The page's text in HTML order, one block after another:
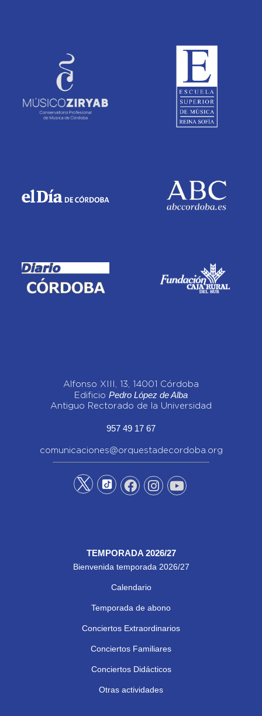
Alfonso XIII, 13, 14001 Córdoba
Edificio Pedro López de Alba
Antiguo Rectorado de la Universidad
957 49 17 67
comunicaciones@orquestadecordoba.org
TEMPORADA 2026/27
Bienvenida temporada 2026/27
Calendario
Temporada de abono
Conciertos Extraordinarios
Conciertos Familiares
Conciertos Didácticos
Otras actividades